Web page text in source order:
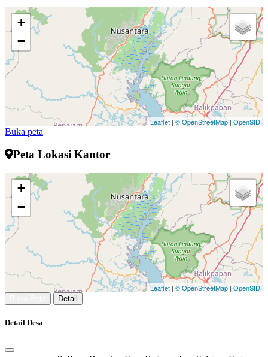
+
−
Leaflet | © OpenStreetMap | OpenSID
Buka peta
Peta Lokasi Kantor
+
−
Leaflet | © OpenStreetMap | OpenSID
Detail
Detail Desa